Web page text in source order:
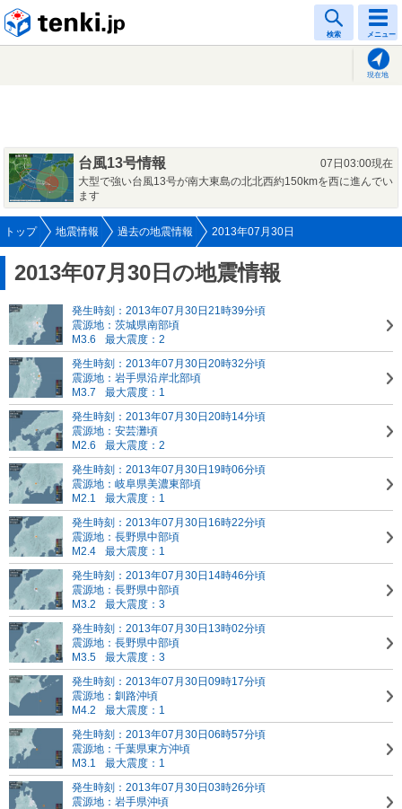
検索 メニュー
現在地
台風13号情報
07日03:00現在
大型で強い台風13号が南大東島の北北西約150kmを西に進んでい
ます
トップ 地震情報 過去の地震情報 2013年07月30日
2013年07月30日の地震情報
発生時刻：2013年07月30日21時39分頃
震源地：茨城県南部頃
M3.6
最大震度：2
発生時刻：2013年07月30日20時32分頃
震源地：岩手県沿岸北部頃
M3.7
最大震度：1
発生時刻：2013年07月30日20時14分頃
震源地：安芸灘頃
M2.6
最大震度：2
発生時刻：2013年07月30日19時06分頃
震源地：岐阜県美濃東部頃
M2.1
最大震度：1
発生時刻：2013年07月30日16時22分頃
震源地：長野県中部頃
M2.4
最大震度：1
発生時刻：2013年07月30日14時46分頃
震源地：長野県中部頃
M3.2
最大震度：3
発生時刻：2013年07月30日13時02分頃
震源地：長野県中部頃
M3.5
最大震度：3
発生時刻：2013年07月30日09時17分頃
震源地：釧路沖頃
M4.2
最大震度：1
発生時刻：2013年07月30日06時57分頃
震源地：千葉県東方沖頃
M3.1
最大震度：1
発生時刻：2013年07月30日03時26分頃
震源地：岩手県沖頃